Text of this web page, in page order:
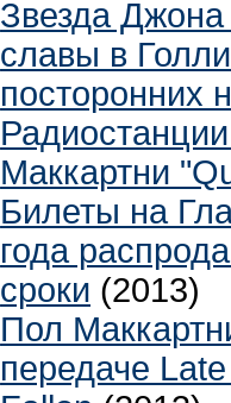
Звезда
славы в
посторонних
Маккартни
Билеты на
года
сроки (2013)
Пол
передаче